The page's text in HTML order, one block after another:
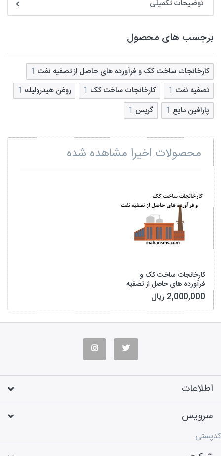
توضیحات تکمیلی
برچسب های محصول
کارخانجات ساخت کک و فرآورده های حاصل از تصفیه نفت 1
تصفیه نفت 1 کارخانجات ساخت کک 1 روغن هيدروليك 1
پارافين مايع 1 گريس 1
محصولات اخیرا مشاهده شده
کارخانجات ساخت کک و
فرآورده های حاصل از تصفیه
نفت
2,000,000 ریال
اطلاعات
سرویس
کدپستی